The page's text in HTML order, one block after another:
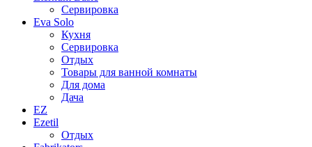
Сервировка
Eva Solo
Кухня
Сервировка
Отдых
Товары для ванной комнаты
Для дома
Дача
EZ
Ezetil
Отдых